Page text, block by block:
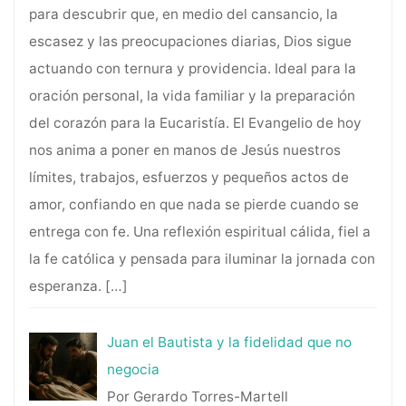
para descubrir que, en medio del cansancio, la
escasez y las preocupaciones diarias, Dios sigue
actuando con ternura y providencia. Ideal para la
oración personal, la vida familiar y la preparación
del corazón para la Eucaristía. El Evangelio de hoy
nos anima a poner en manos de Jesús nuestros
límites, trabajos, esfuerzos y pequeños actos de
amor, confiando en que nada se pierde cuando se
entrega con fe. Una reflexión espiritual cálida, fiel a
la fe católica y pensada para iluminar la jornada con
esperanza. […]
Juan el Bautista y la fidelidad que no
negocia
Por Gerardo Torres-Martell